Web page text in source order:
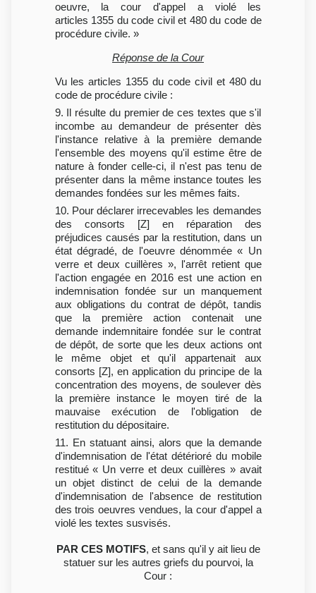
oeuvre, la cour d'appel a violé les
articles 1355 du code civil et 480 du code de
procédure civile. »
Réponse de la Cour
Vu les articles 1355 du code civil et 480 du
code de procédure civile :
9. Il résulte du premier de ces textes que s'il
incombe au demandeur de présenter dès
l'instance relative à la première demande
l'ensemble des moyens qu'il estime être de
nature à fonder celle-ci, il n'est pas tenu de
présenter dans la même instance toutes les
demandes fondées sur les mêmes faits.
10. Pour déclarer irrecevables les demandes
des consorts [Z] en réparation des
préjudices causés par la restitution, dans un
état dégradé, de l'oeuvre dénommée « Un
verre et deux cuillères », l'arrêt retient que
l'action engagée en 2016 est une action en
indemnisation fondée sur un manquement
aux obligations du contrat de dépôt, tandis
que la première action contenait une
demande indemnitaire fondée sur le contrat
de dépôt, de sorte que les deux actions ont
le même objet et qu'il appartenait aux
consorts [Z], en application du principe de la
concentration des moyens, de soulever dès
la première instance le moyen tiré de la
mauvaise exécution de l'obligation de
restitution du dépositaire.
11. En statuant ainsi, alors que la demande
d'indemnisation de l'état détérioré du mobile
restitué « Un verre et deux cuillères » avait
un objet distinct de celui de la demande
d'indemnisation de l'absence de restitution
des trois oeuvres vendues, la cour d'appel a
violé les textes susvisés.
PAR CES MOTIFS, et sans qu'il y ait lieu de
statuer sur les autres griefs du pourvoi, la
Cour :